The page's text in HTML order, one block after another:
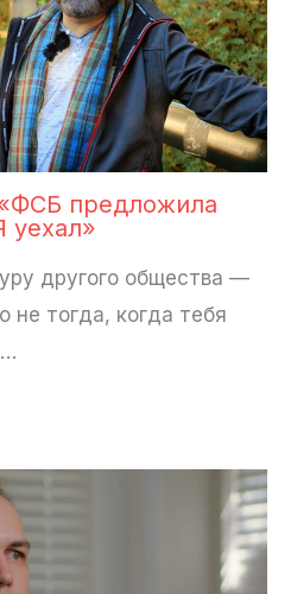
предложила
уехал»
другого общества —
не тогда, когда тебя